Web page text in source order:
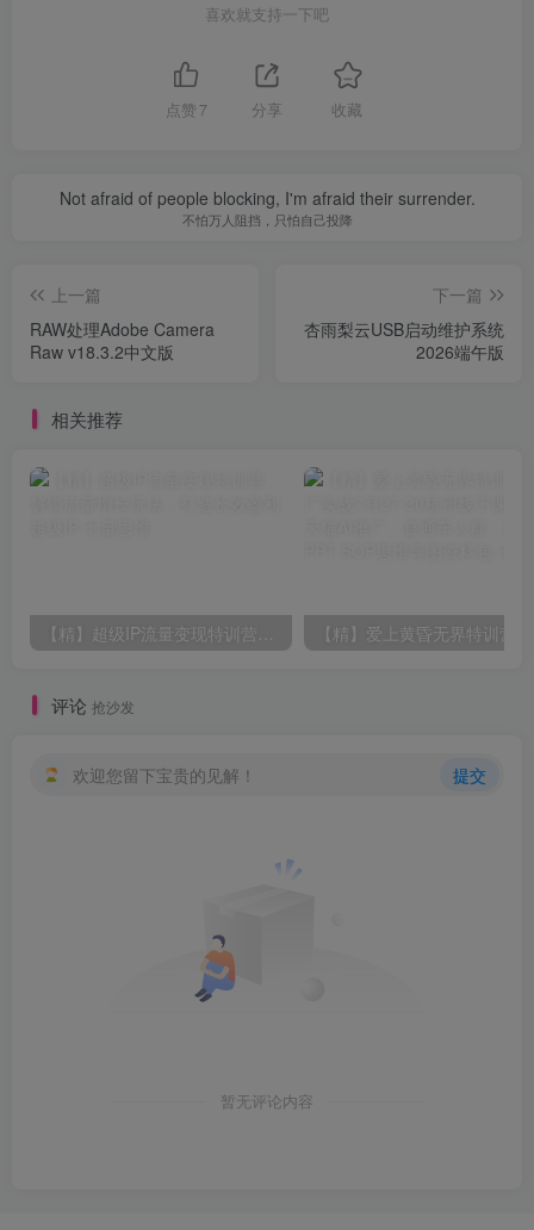
喜欢就支持一下吧
点赞 7 分享 收藏
Not afraid of people blocking, I'm afraid their surrender.
不怕万人阻挡，只怕自己投降
上一篇
RAW处理Adobe Camera
Raw v18.3.2中文版
下一篇
杏雨梨云USB启动维护系统
2026端午版
相关推荐
评论 抢沙发
欢迎您留下宝贵的见解！ 提交
暂无评论内容